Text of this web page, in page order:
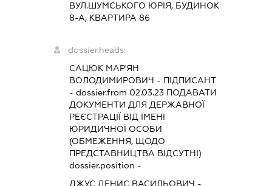
ВУЛ.ШУМСЬКОГО ЮРІЯ, БУДИНОК
8-А, КВАРТИРА 86
dossier.heads:
САЦЮК МАР'ЯН
ВОЛОДИМИРОВИЧ - ПІДПИСАНТ
- dossier.from 02.03.23 ПОДАВАТИ
ДОКУМЕНТИ ДЛЯ ДЕРЖАВНОЇ
РЕЄСТРАЦІЇ ВІД ІМЕНІ
ЮРИДИЧНОЇ ОСОБИ
(ОБМЕЖЕННЯ, ЩОДО
ПРЕДСТАВНИЦТВА ВІДСУТНІ)
dossier.position -
ДЖУС ДЕНИС ВАСИЛЬОВИЧ -